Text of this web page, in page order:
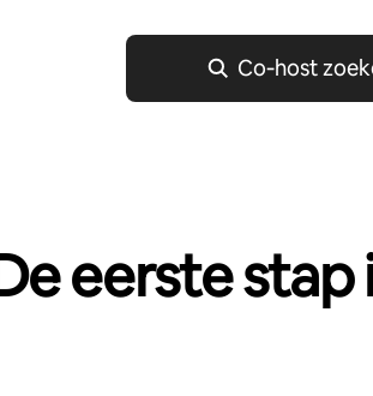
Co‑host
eerste stap